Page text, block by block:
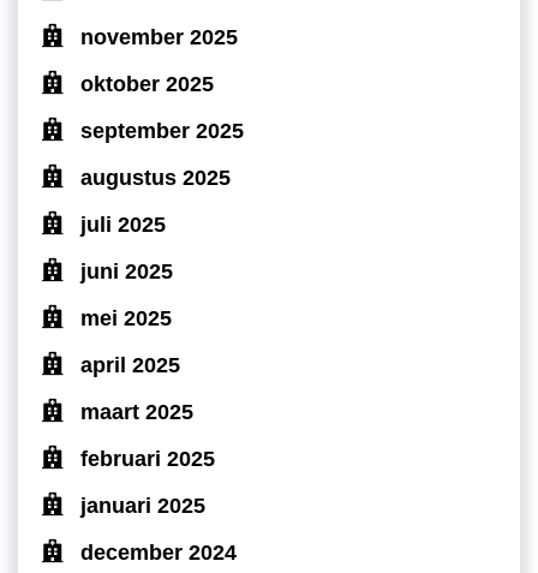
november 2025
oktober 2025
september 2025
augustus 2025
juli 2025
juni 2025
mei 2025
april 2025
maart 2025
februari 2025
januari 2025
december 2024